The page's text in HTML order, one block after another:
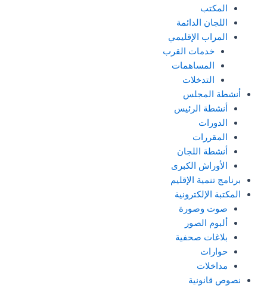
المكتب
اللجان الدائمة
المراب الإقليمي
خدمات القرب
المساهمات
التدخلات
أنشطة المجلس
أنشطة الرئيس
الدورات
المقررات
أنشطة اللجان
الأوراش الكبرى
برنامج تنمية الإقليم
المكتبة الإلكترونية
صوت وصورة
ألبوم الصور
بلاغات صحفية
حوارات
مداخلات
نصوص قانونية